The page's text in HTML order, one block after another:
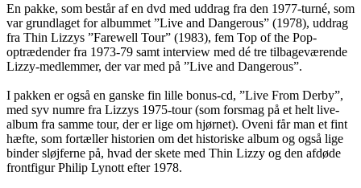
En pakke, som består af en dvd med uddrag fra den 1977-turné, som
var grundlaget for albummet ”Live and Dangerous” (1978), uddrag
fra Thin Lizzys ”Farewell Tour” (1983), fem Top of the Pop-
optrædender fra 1973-79 samt interview med dé tre tilbageværende
Lizzy-medlemmer, der var med på ”Live and Dangerous”.
I pakken er også en ganske fin lille bonus-cd, ”Live From Derby”,
med syv numre fra Lizzys 1975-tour (som forsmag på et helt live-
album fra samme tour, der er lige om hjørnet). Oveni får man et fint
hæfte, som fortæller historien om det historiske album og også lige
binder sløjferne på, hvad der skete med Thin Lizzy og den afdøde
frontfigur Philip Lynott efter 1978.